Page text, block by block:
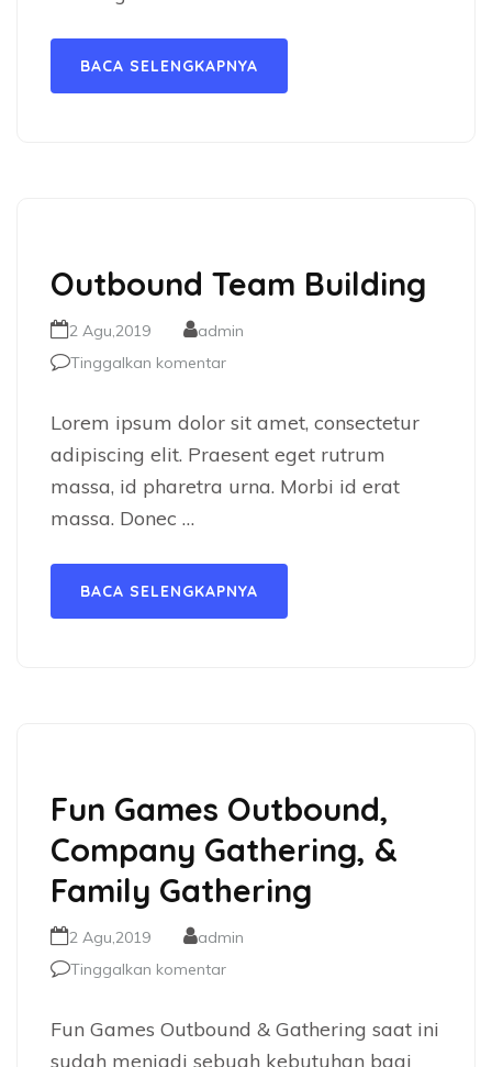
BACA SELENGKAPNYA
Outbound Team Building
2 Agu,2019
admin
Tinggalkan komentar
Lorem ipsum dolor sit amet, consectetur
adipiscing elit. Praesent eget rutrum
massa, id pharetra urna. Morbi id erat
massa. Donec …
BACA SELENGKAPNYA
Fun Games Outbound,
Company Gathering, &
Family Gathering
2 Agu,2019
admin
Tinggalkan komentar
Fun Games Outbound & Gathering saat ini
sudah menjadi sebuah kebutuhan bagi